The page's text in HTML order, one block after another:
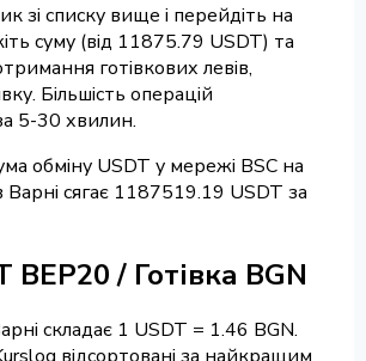
зі списку вище і перейдіть на
суму (від 11875.79 USDT) та
готівкових левів,
Більшість операцій
5-30 хвилин.
обміну USDT у мережі BSC на
Варні сягає 1187519.19 USDT за
BEP20 / Готівка BGN
складає 1 USDT = 1.46 BGN.